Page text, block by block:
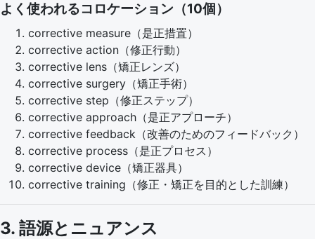
よく使われるコロケーション（10個）
corrective measure（是正措置）
corrective action（修正行動）
corrective lens（矯正レンズ）
corrective surgery（矯正手術）
corrective step（修正ステップ）
corrective approach（是正アプローチ）
corrective feedback（改善のためのフィードバック）
corrective process（是正プロセス）
corrective device（矯正器具）
corrective training（修正・矯正を目的とした訓練）
3. 語源とニュアンス